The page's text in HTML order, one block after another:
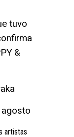
tuvo
&
artistas